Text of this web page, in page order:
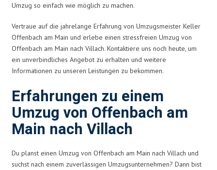
Umzug so einfach wie möglich zu machen.
Vertraue auf die jahrelange Erfahrung von Umzugsmeister Keller
Offenbach am Main und erlebe einen stressfreien Umzug von
Offenbach am Main nach Villach. Kontaktiere uns noch heute, um
ein unverbindliches Angebot zu erhalten und weitere
Informationen zu unseren Leistungen zu bekommen.
Erfahrungen zu einem
Umzug von Offenbach am
Main nach Villach
Du planst einen Umzug von Offenbach am Main nach Villach und
suchst nach einem zuverlässigen Umzugsunternehmen? Dann bist